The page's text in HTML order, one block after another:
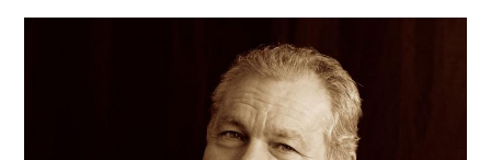
REPERTOÁR
VSTUPENKY
PŘEDPLATNÉ
KONTAKTY